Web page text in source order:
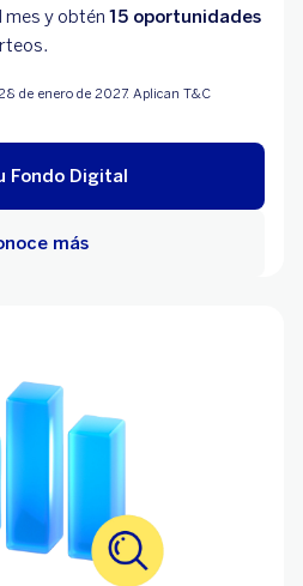
y obtén 15 oportunidades
de enero de 2027. Aplican T&C
Fondo Digital
más